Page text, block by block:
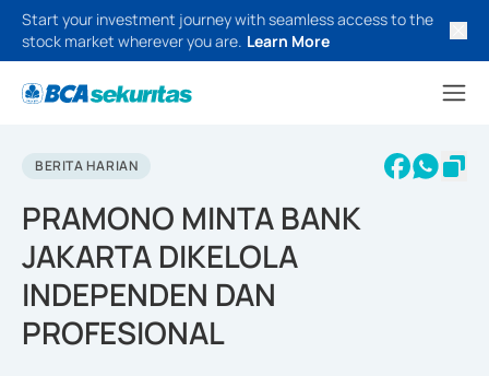
Start your investment journey with seamless access to the
stock market wherever you are. Learn More
BERITA HARIAN
PRAMONO MINTA BANK
JAKARTA DIKELOLA
INDEPENDEN DAN
PROFESIONAL